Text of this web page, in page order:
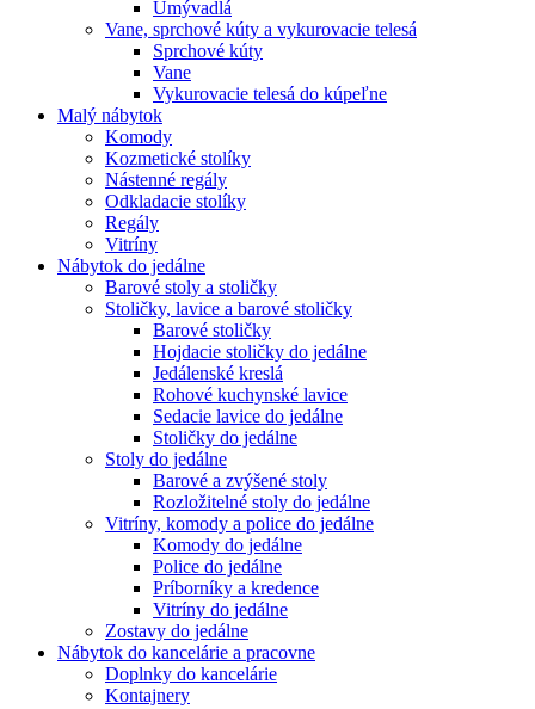
Umývadlá
Vane, sprchové kúty a vykurovacie telesá
Sprchové kúty
Vane
Vykurovacie telesá do kúpeľne
Malý nábytok
Komody
Kozmetické stolíky
Nástenné regály
Odkladacie stolíky
Regály
Vitríny
Nábytok do jedálne
Barové stoly a stoličky
Stoličky, lavice a barové stoličky
Barové stoličky
Hojdacie stoličky do jedálne
Jedálenské kreslá
Rohové kuchynské lavice
Sedacie lavice do jedálne
Stoličky do jedálne
Stoly do jedálne
Barové a zvýšené stoly
Rozložitelné stoly do jedálne
Vitríny, komody a police do jedálne
Komody do jedálne
Police do jedálne
Príborníky a kredence
Vitríny do jedálne
Zostavy do jedálne
Nábytok do kancelárie a pracovne
Doplnky do kancelárie
Kontajnery